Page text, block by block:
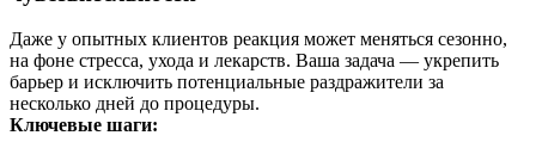
Даже у опытных клиентов реакция может меняться сезонно,
на фоне стресса, ухода и лекарств. Ваша задача — укрепить
барьер и исключить потенциальные раздражители за
несколько дней до процедуры.
Ключевые шаги: